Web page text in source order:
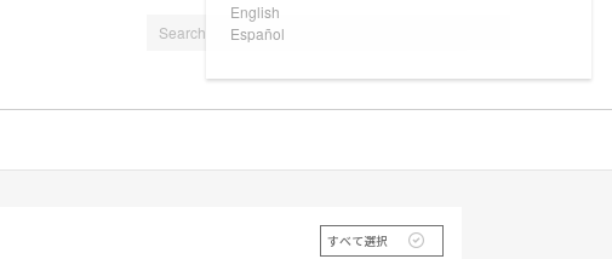
English
Español
すべて選択